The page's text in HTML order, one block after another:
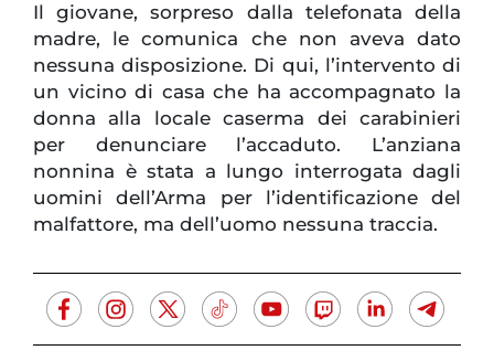
Il giovane, sorpreso dalla telefonata della
madre, le comunica che non aveva dato
nessuna disposizione. Di qui, l’intervento di
un vicino di casa che ha accompagnato la
donna alla locale caserma dei carabinieri
per denunciare l’accaduto. L’anziana
nonnina è stata a lungo interrogata dagli
uomini dell’Arma per l’identificazione del
malfattore, ma dell’uomo nessuna traccia.